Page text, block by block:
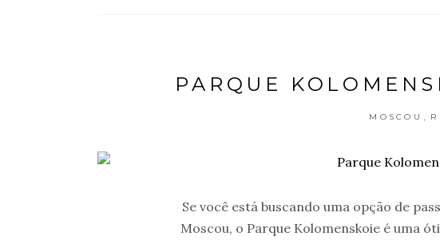
PARQUE
MOSCOU
Se você está buscando uma opção de
Moscou, o Parque Kolomenskoie é uma